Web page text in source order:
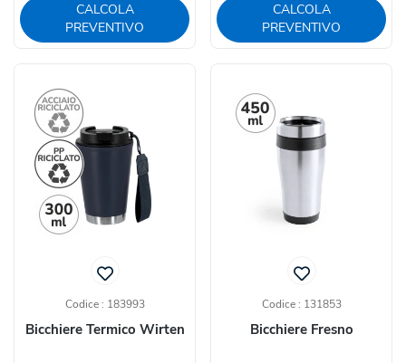
CALCOLA
PREVENTIVO
CALCOLA
PREVENTIVO
Codice : 183993
Bicchiere Termico Wirten
Codice : 131853
Bicchiere Fresno